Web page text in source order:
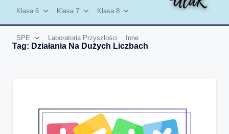
Klasa 6 Klasa 7 Klasa 8
SPE Laboratoria Przyszłości Inne
Tag: Działania Na Dużych Liczbach